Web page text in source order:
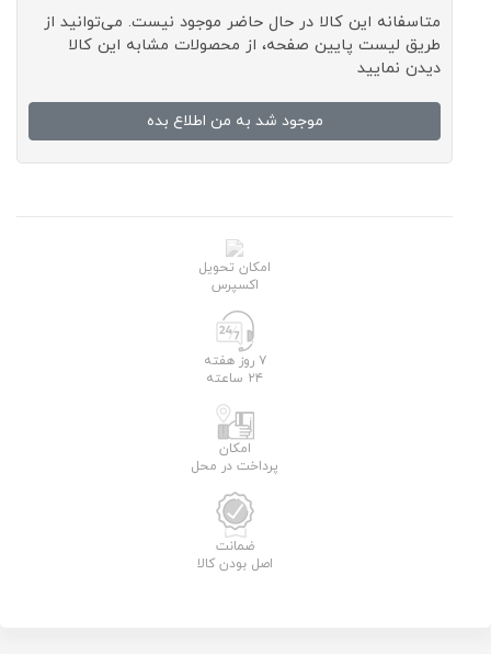
متاسفانه این کالا در حال حاضر موجود نیست. می‌توانید از
طریق لیست پایین صفحه، از محصولات مشابه این کالا
دیدن نمایید
موجود شد به من اطلاع بده
امکان تحویل
اکسپرس
۷ روز هفته
۲۴ ساعته
امکان
پرداخت در محل
ضمانت
اصل بودن کالا